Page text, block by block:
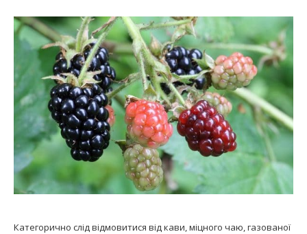
Категорично слід відмовитися від кави, міцного чаю, газованої